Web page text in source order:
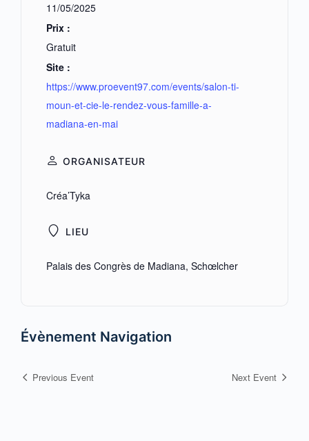
11/05/2025
Prix :
Gratuit
Site :
https://www.proevent97.com/events/salon-ti-
moun-et-cie-le-rendez-vous-famille-a-
madiana-en-mai
LIEU
Palais des Congrès de Madiana, Schœlcher
ORGANISATEUR
Créa’Tyka
Évènement Navigation
Previous Event Next Event